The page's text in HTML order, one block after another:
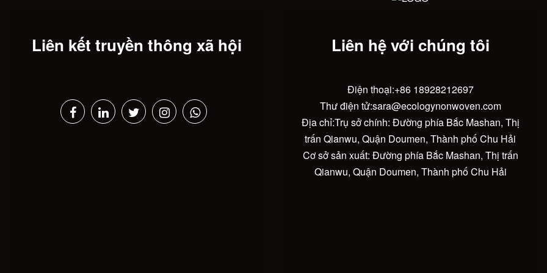
Liên kết truyền thông xã hội Liên hệ với chúng tôi
Điện thoại:+86 18928212697
Thư điện tử:sara@ecologynonwoven.com
Địa chỉ:Trụ sở chính: Đường phía Bắc Mashan, Thị
trấn Qianwu, Quận Doumen, Thành phố Chu Hải
Cơ sở sản xuất: Đường phía Bắc Mashan, Thị trấn
Qianwu, Quận Doumen, Thành phố Chu Hải